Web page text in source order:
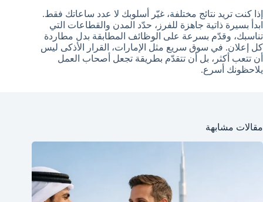
إذا كنت تريد نتائج مختلفة، غيّر أسلوبك لا عدد ساعاتك فقط.
ابدأ بسيرة ذاتية جاهزة للفرز، حدّد المدن والقطاعات التي
تناسبك، وقدّم بسرعة على الوظائف المطابقة بدل مطاردة
كل إعلان. في سوق سريع مثل الإمارات، القرار الأذكى ليس
أن تتعب أكثر، بل أن تتقدّم بطريقة تجعل أصحاب العمل
يلاحظونك أسرع.
مقالات مشابهة